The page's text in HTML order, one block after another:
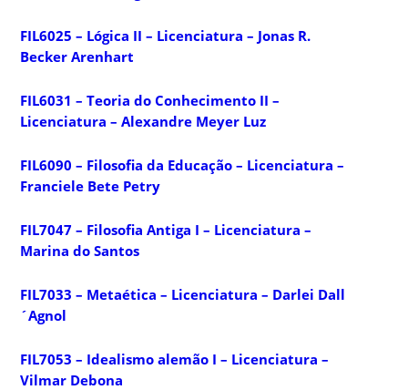
FIL6025 – Lógica II – Licenciatura – Jonas R.
Becker Arenhart
FIL6031 – Teoria do Conhecimento II –
Licenciatura – Alexandre Meyer Luz
FIL6090 – Filosofia da Educação – Licenciatura –
Franciele Bete Petry
FIL7047 – Filosofia Antiga I – Licenciatura –
Marina do Santos
FIL7033 – Metaética – Licenciatura – Darlei Dall
´Agnol
FIL7053 – Idealismo alemão I – Licenciatura –
Vilmar Debona